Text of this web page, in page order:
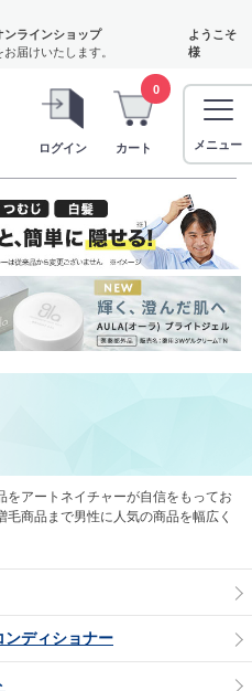
ンラインショップ
届けいたします。
ようこそ
様
ログイン
0
カート メニュー
をアートネイチャーが自信をもってお
商品まで男性に人気の商品を幅広く
ンディショナー